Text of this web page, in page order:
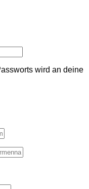
wird an deine